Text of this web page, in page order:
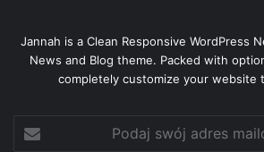
Jannah is a Clean Responsive WordPress
News and Blog theme. Packed with
completely customize your website
swój